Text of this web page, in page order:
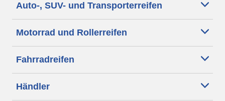
Auto-, SUV- und Transporterreifen
Motorrad und Rollerreifen
Fahrradreifen
Händler